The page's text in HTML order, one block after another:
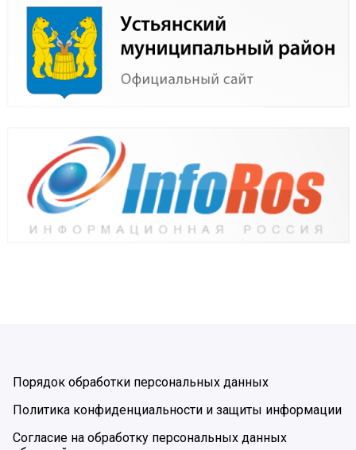
Порядок обработки персональных данных
Политика конфиденциальности и защиты информации
Согласие на обработку персональных данных